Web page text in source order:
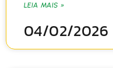
LEIA MAIS »
04/02/2026